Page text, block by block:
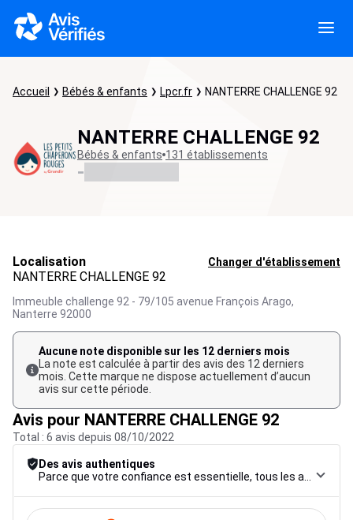
Accueil Bébés & enfants Lpcr.fr NANTERRE CHALLENGE 92
NANTERRE CHALLENGE 92
Bébés & enfants 131 établissements
-
Localisation Changer d'établissement
NANTERRE CHALLENGE 92
Immeuble challenge 92 - 79/105 avenue François Arago,
Nanterre 92000
Aucune note disponible sur les 12 derniers mois
La note est calculée à partir des avis des 12 derniers
mois. Cette marque ne dispose actuellement d’aucun
avis sur cette période.
Avis pour NANTERRE CHALLENGE 92
Total : 6 avis depuis 08/10/2022
Des avis authentiques